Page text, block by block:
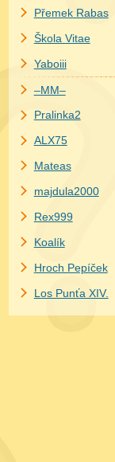
Přemek Rabas
Škola Vitae
Yaboiii
–MM–
Pralinka2
ALX75
Mateas
majdula2000
Rex999
Koalík
Hroch Pepíček
Los Punťa XIV.